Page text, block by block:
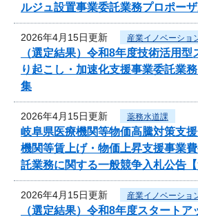
ルジュ設置事業委託業務プロポー
2026年4月15日更新 産業イノベーショ
（選定結果）令和8年度技術活用
り起こし・加速化支援事業委託業
集
2026年4月15日更新 薬務水道課
岐阜県医療機関等物価高騰対策支
機関等賃上げ・物価上昇支援事業
託業務に関する一般競争入札公告【
2026年4月15日更新 産業イノベーショ
（選定結果）令和8年度スタート